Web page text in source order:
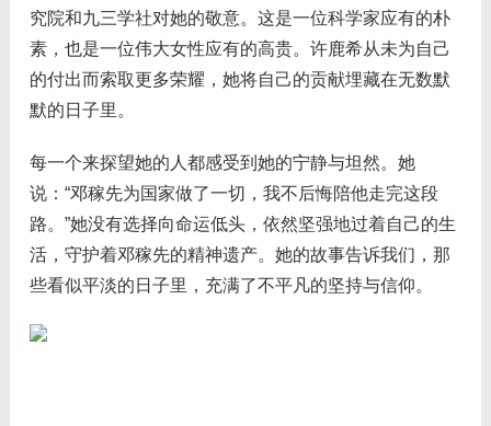
究院和九三学社对她的敬意。这是一位科学家应有的朴
素，也是一位伟大女性应有的高贵。许鹿希从未为自己
的付出而索取更多荣耀，她将自己的贡献埋藏在无数默
默的日子里。
每一个来探望她的人都感受到她的宁静与坦然。她
说：“邓稼先为国家做了一切，我不后悔陪他走完这段
路。”她没有选择向命运低头，依然坚强地过着自己的生
活，守护着邓稼先的精神遗产。她的故事告诉我们，那
些看似平淡的日子里，充满了不平凡的坚持与信仰。